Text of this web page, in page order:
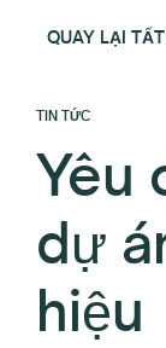
QUAY LẠI
TIN TỨC
Yêu
dự
hiệu